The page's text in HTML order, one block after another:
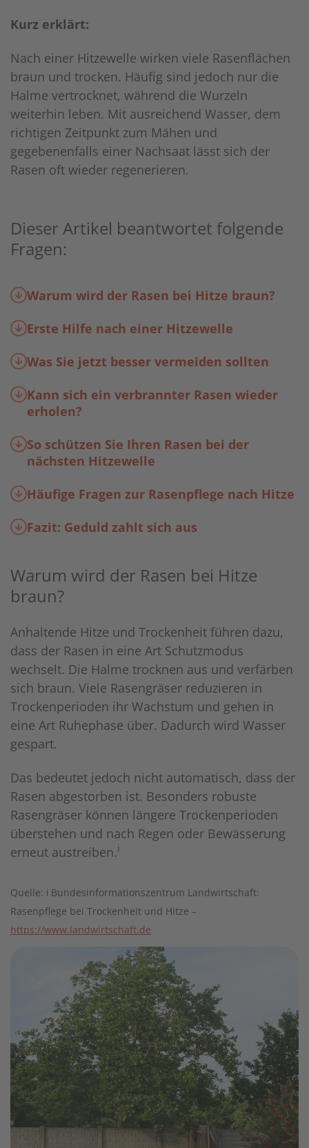
Kurz erklärt:
Nach einer Hitzewelle wirken viele Rasenflächen
braun und trocken. Häufig sind jedoch nur die
Halme vertrocknet, während die Wurzeln
weiterhin leben. Mit ausreichend Wasser, dem
richtigen Zeitpunkt zum Mähen und
gegebenenfalls einer Nachsaat lässt sich der
Rasen oft wieder regenerieren.
Dieser Artikel beantwortet folgende
Fragen:
Warum wird der Rasen bei Hitze braun?
Erste Hilfe nach einer Hitzewelle
Was Sie jetzt besser vermeiden sollten
Kann sich ein verbrannter Rasen wieder
erholen?
So schützen Sie Ihren Rasen bei der
nächsten Hitzewelle
Häufige Fragen zur Rasenpflege nach Hitze
Fazit: Geduld zahlt sich aus
Warum wird der Rasen bei Hitze
braun?
Anhaltende Hitze und Trockenheit führen dazu,
dass der Rasen in eine Art Schutzmodus
wechselt. Die Halme trocknen aus und verfärben
sich braun. Viele Rasengräser reduzieren in
Trockenperioden ihr Wachstum und gehen in
eine Art Ruhephase über. Dadurch wird Wasser
gespart.
Das bedeutet jedoch nicht automatisch, dass der
Rasen abgestorben ist. Besonders robuste
Rasengräser können längere Trockenperioden
überstehen und nach Regen oder Bewässerung
erneut austreiben.ℹ
Quelle: ℹ Bundesinformationszentrum Landwirtschaft:
Rasenpflege bei Trockenheit und Hitze –
https://www.landwirtschaft.de